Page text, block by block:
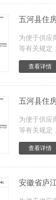
五河县住
为便于供应
等有关规定
查看详情
五河县住
为便于供应
等有关规定
查看详情
安徽省庐